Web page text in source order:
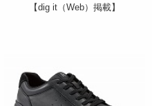
【dig it（Web）掲載】